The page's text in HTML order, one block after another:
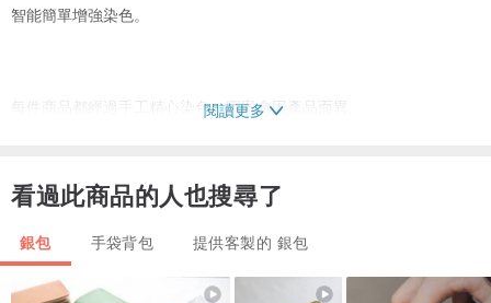
智能簡單增強染色。
每件商品都經過手工精心染色，圖案會因產品而異。
8 個卡片隔層、2 個口袋、1 個硬幣隔層、2 個鈔票隔層和一個帶儲物
功能的長錢包
閱讀更多
看過此商品的人也搜尋了
銀包 手袋背包 提供客製的 銀包